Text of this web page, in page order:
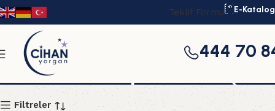
Teklif Formu E-Katalog
444 70
6 lı kilitli dolap
Filtreler